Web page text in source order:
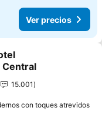
Ver precios
favoritos
15.001
con toques atrevidos